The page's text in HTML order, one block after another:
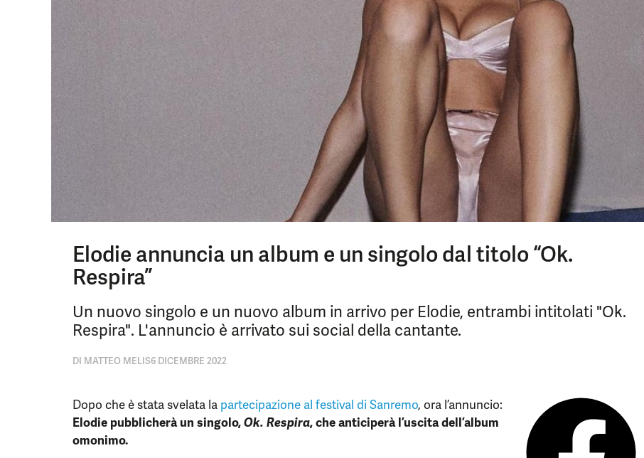
Elodie annuncia un album e un singolo dal titolo “Ok.
Respira”
Un nuovo singolo e un nuovo album in arrivo per Elodie, entrambi intitolati "Ok.
Respira". L'annuncio è arrivato sui social della cantante.
DI MATTEO MELIS6 DICEMBRE 2022
Dopo che è stata svelata la partecipazione al festival di Sanremo, ora l’annuncio:
Elodie pubblicherà un singolo,Ok. Respira, che anticiperà l’uscita dell’album
omonimo.